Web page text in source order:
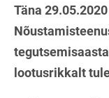
Täna
lootusrikkalt